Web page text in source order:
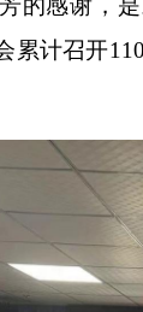
的感谢，
累计召开